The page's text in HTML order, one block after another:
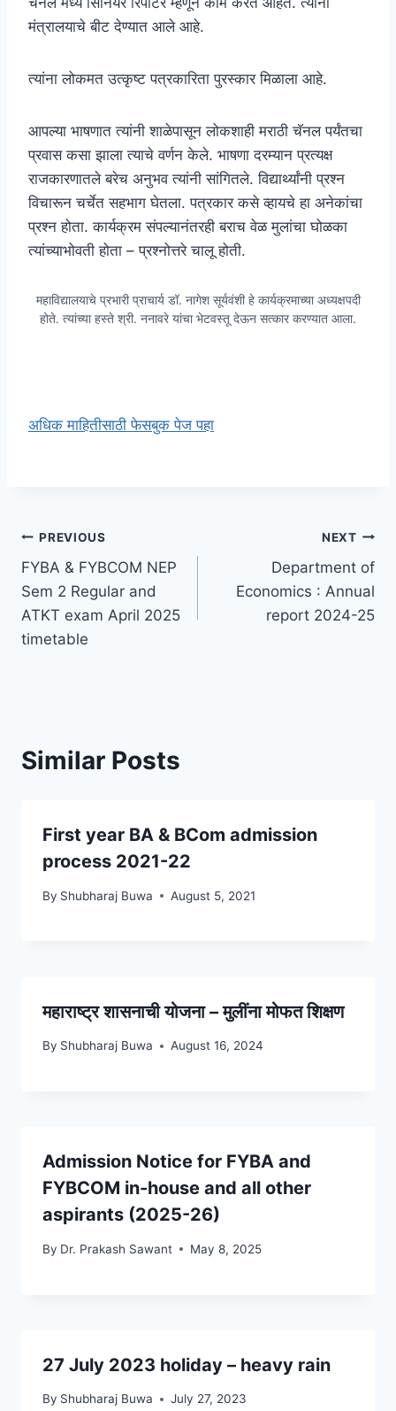
मंत्रालयाचे बीट देण्यात आले आहे.
त्यांना लोकमत उत्कृष्ट पत्रकारिता पुरस्कार मिळाला आहे.
आपल्या भाषणात त्यांनी शाळेपासून लोकशाही मराठी चॅनल पर्यंतचा
प्रवास कसा झाला त्याचे वर्णन केले. भाषणा दरम्यान प्रत्यक्ष
राजकारणातले बरेच अनुभव त्यांनी सांगितले. विद्यार्थ्यांनी प्रश्न
विचारून चर्चेत सहभाग घेतला. पत्रकार कसे व्हायचे हा अनेकांचा
प्रश्न होता. कार्यक्रम संपल्यानंतरही बराच वेळ मुलांचा घोळका
त्यांच्याभोवती होता – प्रश्नोत्तरे चालू होती.
महाविद्यालयाचे प्रभारी प्राचार्य डॉ. नागेश सूर्यवंशी हे कार्यक्रमाच्या अध्यक्षपदी
होते. त्यांच्या हस्ते श्री. ननावरे यांचा भेटवस्तू देऊन सत्कार करण्यात आला.
अधिक माहितीसाठी फेसबुक पेज पहा
Post
navigation
PREVIOUS
FYBA & FYBCOM NEP
Sem 2 Regular and
ATKT exam April 2025
timetable
NEXT
Department of
Economics : Annual
report 2024-25
Similar Posts
First year BA & BCom admission
process 2021-22
By Shubharaj Buwa August 5, 2021
महाराष्ट्र शासनाची योजना – मुलींना मोफत शिक्षण
By Shubharaj Buwa August 16, 2024
Admission Notice for FYBA and
FYBCOM in-house and all other
aspirants (2025-26)
By Dr. Prakash Sawant May 8, 2025
27 July 2023 holiday – heavy rain
By Shubharaj Buwa July 27, 2023